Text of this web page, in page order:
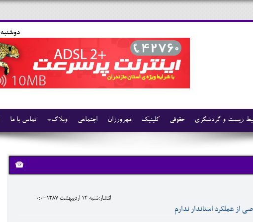
دوشنبه 19 مرداد 1405-7:14-
تماس با ما وبلاگ اجتماعی مهرورزان کلینیک حقوقی زیست و گردشگری
انتشار:شنبه 14 ارديبهشت 1387-0:0
از عملکرد استاندار ندارم